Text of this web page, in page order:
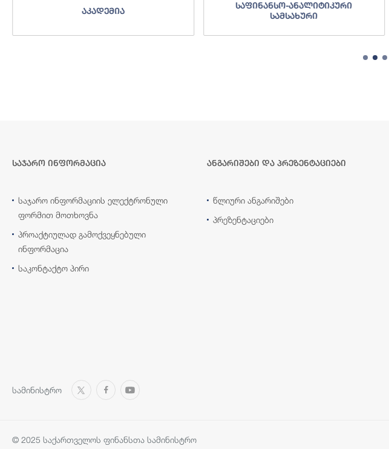
აკადემია
საფინანსო-ანალიტიკური
სამსახური
საჯარო ინფორმაცია
საჯარო ინფორმაციის ელექტრონული
ფორმით მოთხოვნა
პროაქტიულად გამოქვეყნებული
ინფორმაცია
საკონტაქტო პირი
ანგარიშები და პრეზენტაციები
წლიური ანგარიშები
პრეზენტაციები
სამინისტრო
© 2025 საქართველოს ფინანსთა სამინისტრო